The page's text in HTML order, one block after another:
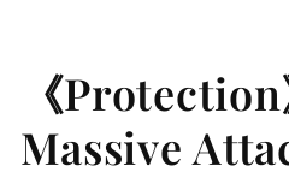
《
Massive